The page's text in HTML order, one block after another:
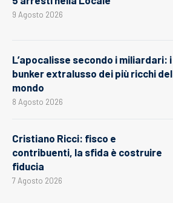
9 Agosto 2026
L’apocalisse secondo i miliardari: i
bunker extralusso dei più ricchi del
mondo
8 Agosto 2026
Cristiano Ricci: fisco e
contribuenti, la sfida è costruire
fiducia
7 Agosto 2026